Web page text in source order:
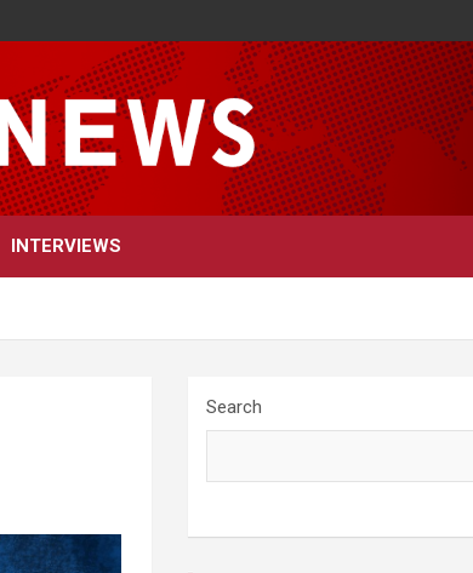
INTERVIEWS
Search